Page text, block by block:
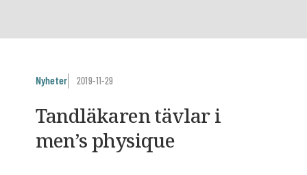
Nyheter 2019-11-29
Tandläkaren tävlar i
men’s physique